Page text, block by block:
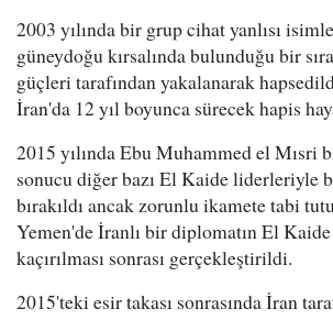
2003 yılında bir grup cihat yanlısı
güneydoğu kırsalında bulunduğu bir
güçleri tarafından yakalanarak
İran'da 12 yıl boyunca sürecek hapis
2015 yılında Ebu Muhammed el Mısri
sonucu diğer bazı El Kaide liderleriyle
bırakıldı ancak zorunlu ikamete tabi
Yemen'de İranlı bir diplomatın El
kaçırılması sonrası gerçekleştirildi.
2015'teki esir takası sonrasında İran